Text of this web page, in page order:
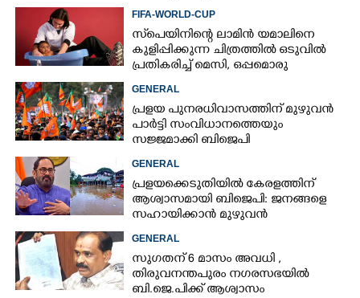
ബാധിച്ചേക്കാം
FIFA-WORLD-CUP
സ്‌പെയിനിന്റെ ലാമിൻ യമാലിനെ
കുളിപ്പിക്കുന്ന ചിത്രത്തിൽ ഒടുവിൽ
പ്രതികരിച്ച് മെസി, ഒപ്പമൊരു
GENERAL
പ്രളയ പുനരധിവാസത്തിന് മുഴുവൻ
പാർട്ടി സംവിധാനത്തെയും
സജ്ജമാക്കി ബിജെപി
GENERAL
പ്രളയക്കെടുതിയിൽ കേരളത്തിന്
ആശ്വാസമായി ബിജെപി: ജനങ്ങളെ
സഹായിക്കാൻ മുഴുവൻ
പാർട്ടി
GENERAL
സുഗതന് 6 മാസം അവധി ,​
തിരുവനന്തപുരം നഗരസഭയിൽ
ബി.ജെ.പിക്ക് ആശ്വാസം